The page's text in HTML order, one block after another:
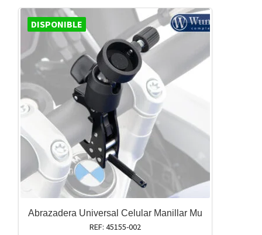
DISPONIBLE
Abrazadera Universal Celular Manillar Mu
REF: 45155-002